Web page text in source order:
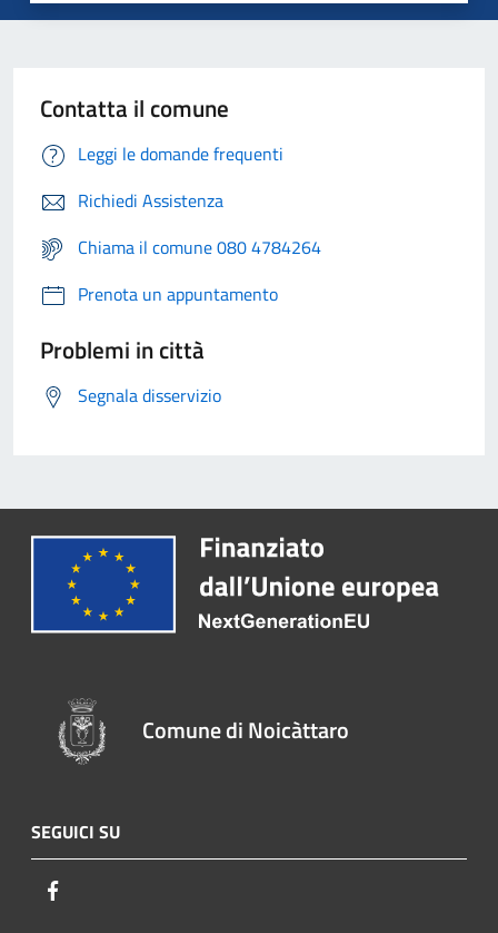
Contatta il comune
Leggi le domande frequenti
Richiedi Assistenza
Chiama il comune 080 4784264
Prenota un appuntamento
Problemi in città
Segnala disservizio
Comune di Noicàttaro
SEGUICI SU